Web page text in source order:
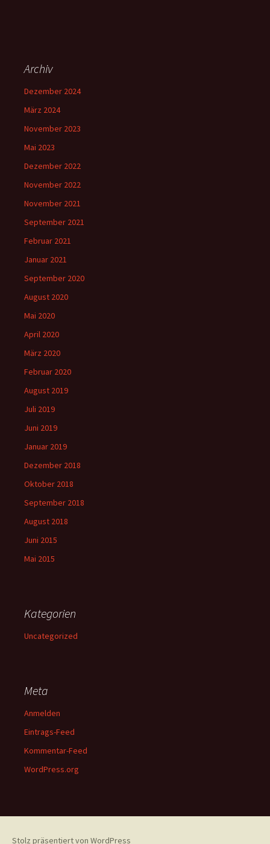
Archiv
Dezember 2024
März 2024
November 2023
Mai 2023
Dezember 2022
November 2022
November 2021
September 2021
Februar 2021
Januar 2021
September 2020
August 2020
Mai 2020
April 2020
März 2020
Februar 2020
August 2019
Juli 2019
Juni 2019
Januar 2019
Dezember 2018
Oktober 2018
September 2018
August 2018
Juni 2015
Mai 2015
Kategorien
Uncategorized
Meta
Anmelden
Eintrags-Feed
Kommentar-Feed
WordPress.org
Stolz präsentiert von WordPress